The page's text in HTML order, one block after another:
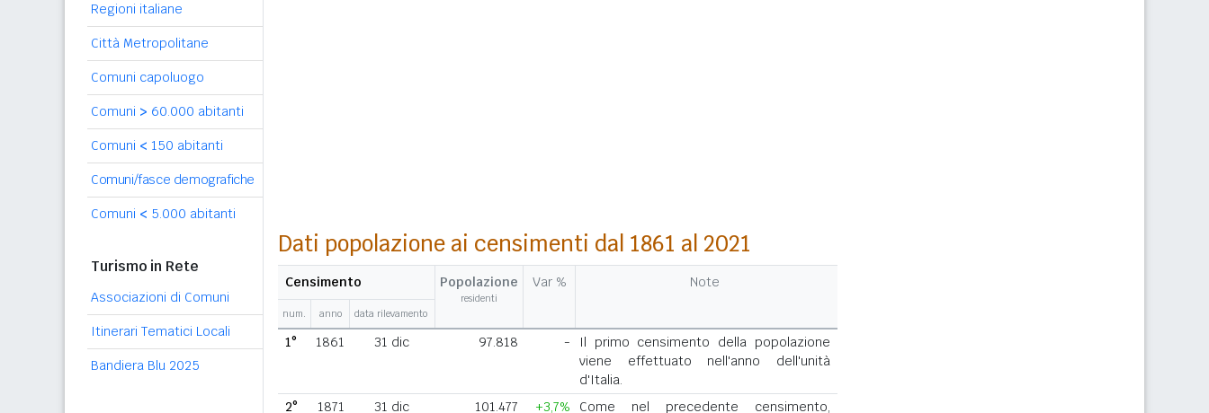
Regioni italiane
Città Metropolitane
Comuni capoluogo
Comuni > 60.000 abitanti
Comuni < 150 abitanti
Comuni/fasce demografiche
Comuni < 5.000 abitanti
Turismo in Rete
Associazioni di Comuni
Itinerari Tematici Locali
Bandiera Blu 2025
Dati popolazione ai censimenti dal 1861 al 2021
Censimento Popolazione
residenti
Var % Note
num. anno data rilevamento
1° 1861 31 dic 97.818 -
Il primo censimento della popolazione
viene effettuato nell'anno dell'unità
d'Italia.
2°
1871 31 dic 101.477 +3,7%
Come nel precedente censimento,